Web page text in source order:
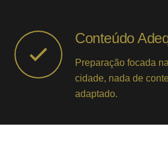
Conteúdo
Preparação focada
cidade, nada de
adaptado.